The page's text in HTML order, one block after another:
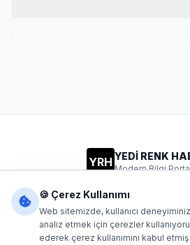
YRH YEDİ RENK
Modern Bilgi
Dijital1- Tüm hakları saklıdır.
🍪 Çerez Kullanımı
Web sitemizde, kullanıcı
analiz etmek için çerezler
ederek çerez kullanımını kabul